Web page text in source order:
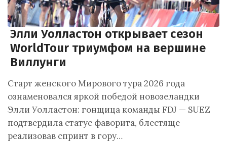
Элли Уолластон открывает сезон
WorldTour триумфом на вершине
Виллунги
Старт женского Мирового тура 2026 года
ознаменовался яркой победой новозеландки
Элли Уолластон: гонщица команды FDJ — SUEZ
подтвердила статус фаворита, блестяще
реализовав спринт в гору…